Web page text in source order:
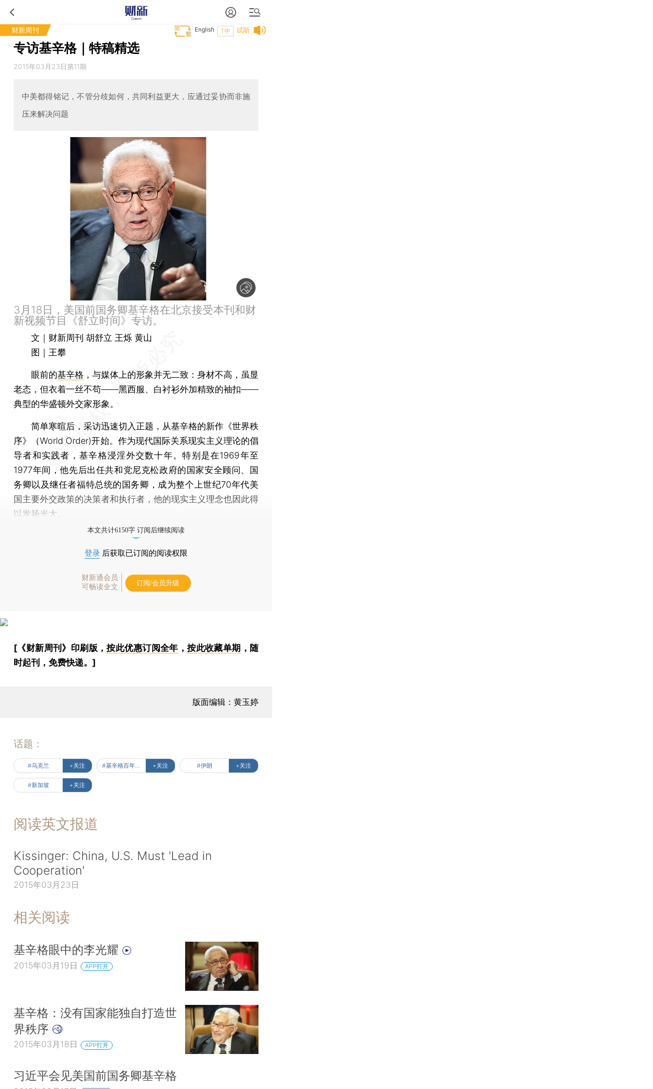
财新周刊 试听
T中
English
专访基辛格｜特稿精选
2015年03月23日第11期
中美都得铭记，不管分歧如何，共同利益更大，应通过妥协而非施
压来解决问题
3月18日，美国前国务卿基辛格在北京接受本刊和财
新视频节目《舒立时间》专访。
文｜财新周刊 胡舒立 王烁 黄山
图｜王攀
眼前的基辛格 ，与媒体上的形象并无二致：身材不高，虽显
老态，但衣着一丝不苟——黑西服、白衬衫外加精致的袖扣——
典型的华盛顿外交家形象。
简单寒暄后，采访迅速切入正题，从基辛格的新作《世界秩
序》（World Order)开始。作为现代国际关系现实主义理论的倡
导者和实践者，基辛格浸淫外交数十年。特别是在1969年至
1977年间，他先后出任共和党尼克松政府的国家安全顾问、国
务卿以及继任者福特总统的国务卿，成为整个上世纪70年代美
国主要外交政策的决策者和执行者，他的现实主义理念也因此得
以发扬光大。
本文共计6150字 订阅后继续阅读
登录 后获取已订阅的阅读权限
财新通会员
可畅读全文
订阅/会员升级
[《财新周刊》印刷版，按此优惠订阅全年 ，按此收藏单期 ，随
时起刊，免费快递。]
版面编辑：黄玉婷
话题：
#乌克兰 +关注 #基辛格百年风云 +关注 #伊朗 +关注
#新加坡 +关注
阅读英文报道
Kissinger: China, U.S. Must 'Lead in
Cooperation'
2015年03月23日
相关阅读
基辛格眼中的李光耀
2015年03月19日 APP打开
基辛格：没有国家能独自打造世
界秩序
2015年03月18日 APP打开
习近平会见美国前国务卿基辛格